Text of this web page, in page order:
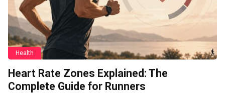
Health
Heart Rate Zones Explained: The
Complete Guide for Runners